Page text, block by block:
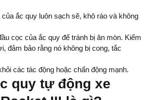
ắc quy luôn sạch sẽ, khô ráo và không
cọc của ắc quy để tránh bị ăn mòn. Kiểm
đảm bảo rằng nó không bị cong, tắc
các tác động hoặc chấn động mạnh.
quy tự động xe